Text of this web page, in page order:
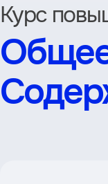
Курс